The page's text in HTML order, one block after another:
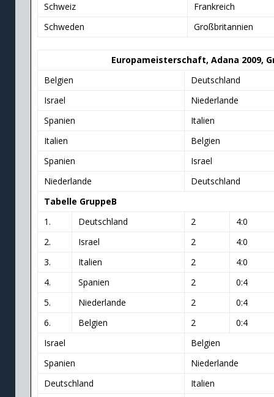
Schweiz
Frankreich
Schweden
Großbritannien
Europameisterschaft, Adana 2009,
Belgien
Deutschland
Israel
Niederlande
Spanien
Italien
Italien
Belgien
Spanien
Israel
Niederlande
Deutschland
Tabelle GruppeB
1.
Deutschland 2
4:0
2.
Israel 2
4:0
3.
Italien 2
4:0
4.
Spanien 2
0:4
5.
Niederlande 2
0:4
6.
Belgien 2
0:4
Israel
Belgien
Spanien
Niederlande
Deutschland
Italien